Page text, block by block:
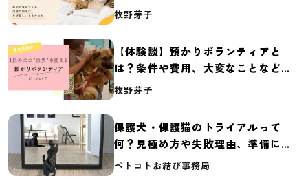
体の実態調査【保護犬・保護猫白書
牧野芽子
【体験談】預かりボランティアと
は？条件や費用、大変なことなど紹
介
牧野芽子
保護犬・保護猫のトライアルって
何？見極め方や失敗理由、準備に必
要なものを紹介
ペトコトお結び事務局